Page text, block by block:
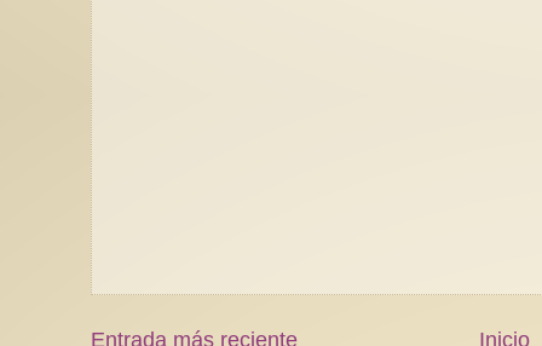
Entrada más reciente Inicio